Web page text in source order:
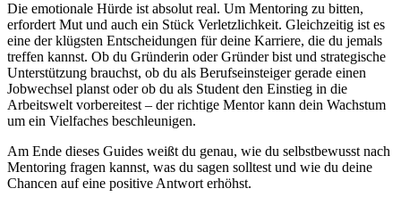
Die emotionale Hürde ist absolut real. Um Mentoring zu bitten,
erfordert Mut und auch ein Stück Verletzlichkeit. Gleichzeitig ist es
eine der klügsten Entscheidungen für deine Karriere, die du jemals
treffen kannst. Ob du Gründerin oder Gründer bist und strategische
Unterstützung brauchst, ob du als Berufseinsteiger gerade einen
Jobwechsel planst oder ob du als Student den Einstieg in die
Arbeitswelt vorbereitest – der richtige Mentor kann dein Wachstum
um ein Vielfaches beschleunigen.
Am Ende dieses Guides weißt du genau, wie du selbstbewusst nach
Mentoring fragen kannst, was du sagen solltest und wie du deine
Chancen auf eine positive Antwort erhöhst.